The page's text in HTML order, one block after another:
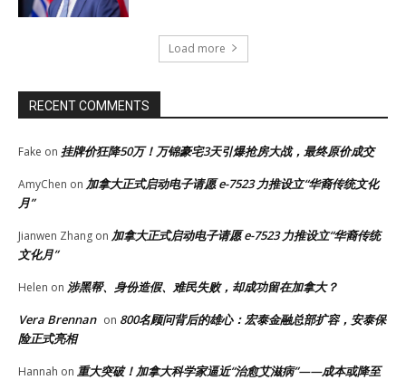
Load more
RECENT COMMENTS
Fake on 挂牌价狂降50万！万锦豪宅3天引爆抢房大战，最终原价成交
AmyChen on 加拿大正式启动电子请愿 e-7523 力推设立“华裔传统文化
月”
Jianwen Zhang on 加拿大正式启动电子请愿 e-7523 力推设立“华裔传统
文化月”
Helen on 涉黑帮、身份造假、难民失败，却成功留在加拿大？
Vera Brennan on 800名顾问背后的雄心：宏泰金融总部扩容，安泰保
险正式亮相
Hannah on 重大突破！加拿大科学家逼近“治愈艾滋病”——成本或降至